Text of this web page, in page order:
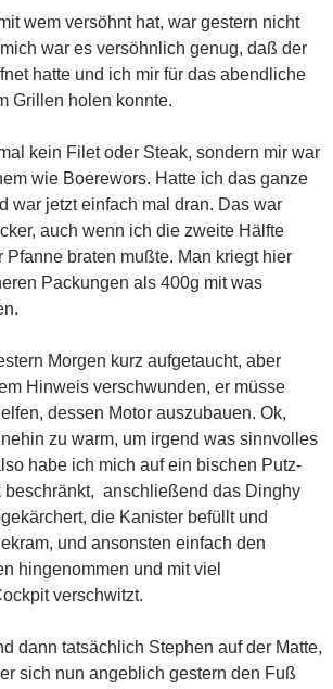
wem versöhnt hat, war gestern nicht
war es versöhnlich genug, daß der
hatte und ich mir für das abendliche
Grillen holen konnte.
kein Filet oder Steak, sondern mir war
wie Boerewors. Hatte ich das ganze
war jetzt einfach mal dran. Das war
auch wenn ich die zweite Hälfte
Pfanne braten mußte. Man kriegt hier
Packungen als 400g mit was
Morgen kurz aufgetaucht, aber
Hinweis verschwunden, er müsse
dessen Motor auszubauen. Ok,
zu warm, um irgend was sinnvolles
habe ich mich auf ein bischen Putz-
beschränkt, anschließend das Dinghy
die Kanister befüllt und
und ansonsten einfach den
hingenommen und mit viel
verschwitzt.
dann tatsächlich Stephen auf der Matte,
sich nun angeblich gestern den Fuß